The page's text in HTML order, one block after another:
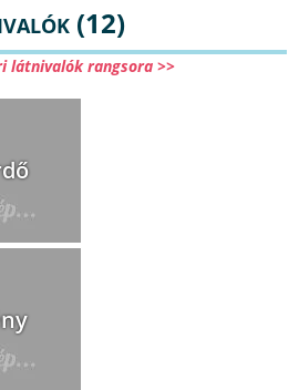
(12)
látnivalók rangsora >>